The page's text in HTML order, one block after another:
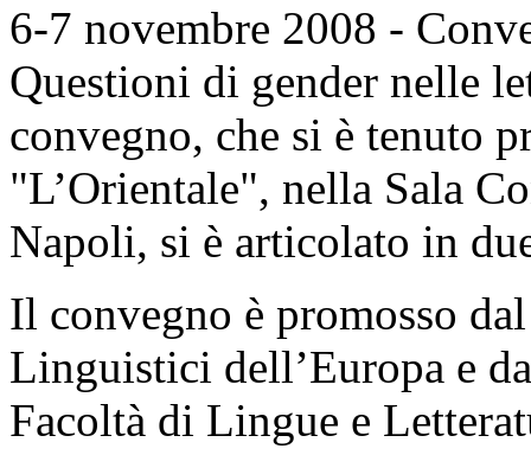
6-7 novembre 2008 -
Questioni di gender nelle
convegno, che si è tenuto
"L’Orientale", nella Sala
Napoli, si è articolato in
Il convegno è promosso
Linguistici dell’Europa e
Facoltà di Lingue e